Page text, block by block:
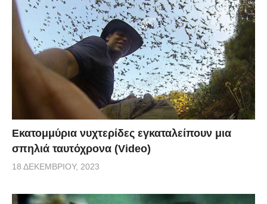
Εκατομμύρια νυχτερίδες εγκαταλείπουν μια
σπηλιά ταυτόχρονα (Video)
18 ΔΕΚΕΜΒΡΊΟΥ, 2023